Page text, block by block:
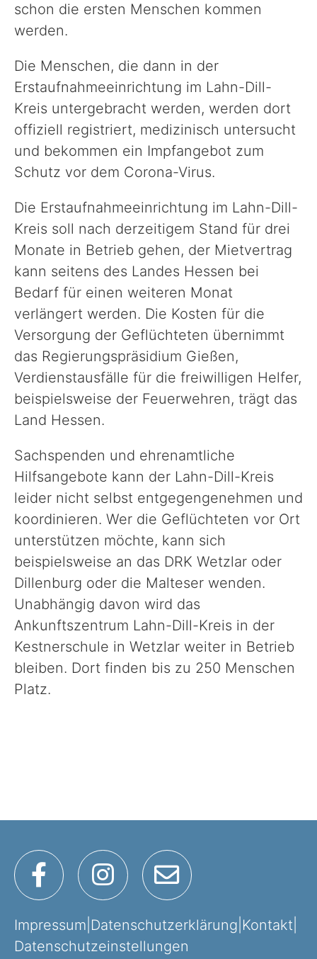
schon die ersten Menschen kommen
werden.
Die Menschen, die dann in der
Erstaufnahmeeinrichtung im Lahn-Dill-
Kreis untergebracht werden, werden dort
offiziell registriert, medizinisch untersucht
und bekommen ein Impfangebot zum
Schutz vor dem Corona-Virus.
Die Erstaufnahmeeinrichtung im Lahn-Dill-
Kreis soll nach derzeitigem Stand für drei
Monate in Betrieb gehen, der Mietvertrag
kann seitens des Landes Hessen bei
Bedarf für einen weiteren Monat
verlängert werden. Die Kosten für die
Versorgung der Geflüchteten übernimmt
das Regierungspräsidium Gießen,
Verdienstausfälle für die freiwilligen Helfer,
beispielsweise der Feuerwehren, trägt das
Land Hessen.
Sachspenden und ehrenamtliche
Hilfsangebote kann der Lahn-Dill-Kreis
leider nicht selbst entgegengenehmen und
koordinieren. Wer die Geflüchteten vor Ort
unterstützen möchte, kann sich
beispielsweise an das DRK Wetzlar oder
Dillenburg oder die Malteser wenden.
Unabhängig davon wird das
Ankunftszentrum Lahn-Dill-Kreis in der
Kestnerschule in Wetzlar weiter in Betrieb
bleiben. Dort finden bis zu 250 Menschen
Platz.
Impressum Datenschutzerklärung Kontakt
Datenschutzeinstellungen